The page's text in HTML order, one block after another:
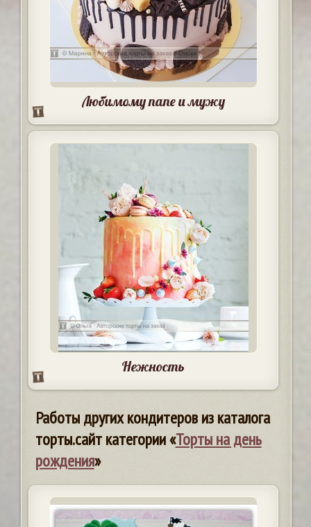
Любимому папе и мужу
Нежность
Работы других кондитеров из каталога
торты.сайт категории «Торты на день
рождения»